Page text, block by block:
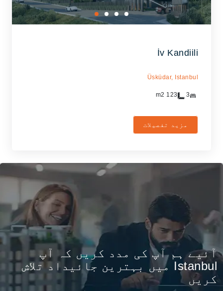
İv Kandiili
Üsküdar, Istanbul
3
123
مزید تفصیلات
آئیے ہم آپ کی مدد کریں کہ آپ
Istanbul میں بہترین جائیداد تلاش
کریں